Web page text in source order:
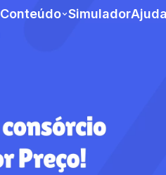
Conteúdo Simulador